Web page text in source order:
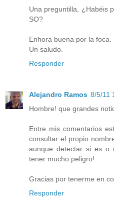
Una preguntilla, ¿Habéis
SO?
Enhora buena por la foca.
Un saludo.
Responder
Alejandro Ramos 8/5/11
Hombre! que grandes
Entre mis comentarios
consultar el propio
aunque detectar si es o
tener mucho peligro!
Gracias por tenerme en
Responder